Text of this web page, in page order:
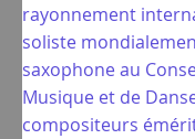
rayonnement
soliste
saxophone au
Musique et de
compositeurs